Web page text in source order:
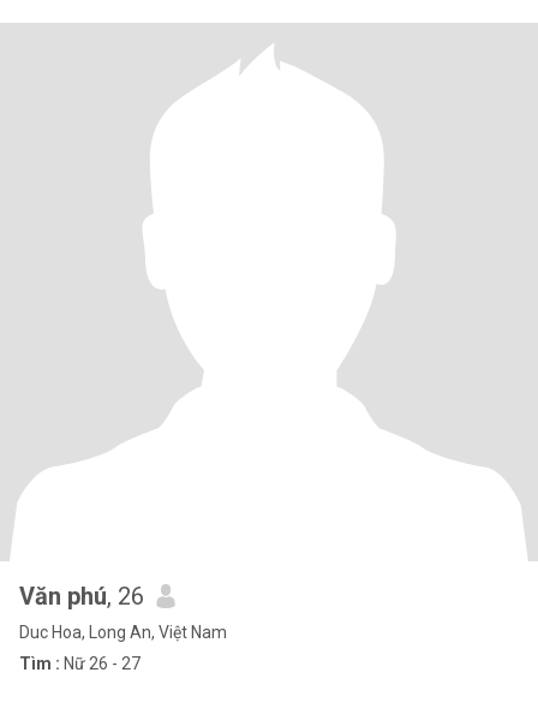
Văn phú, 26
Duc Hoa, Long An, Việt Nam
Tìm : Nữ 26 - 27